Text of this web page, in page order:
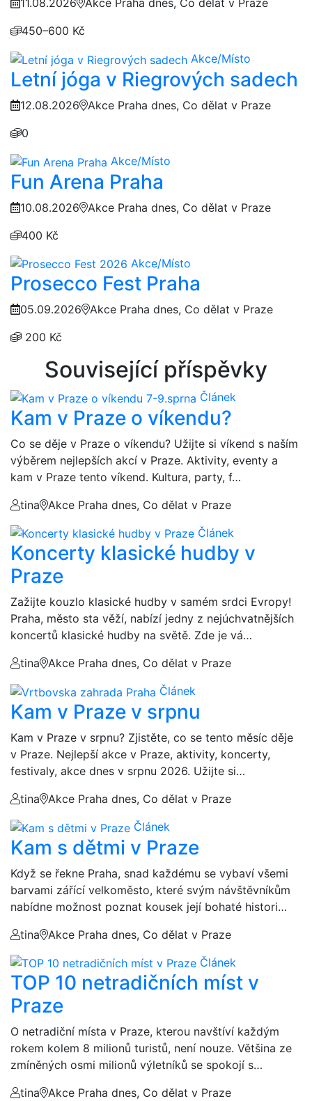
11.08.2026
Akce Praha dnes, Co dělat v Praze
450–600 Kč
Akce/Místo
Letní jóga v Riegrových sadech
12.08.2026
Akce Praha dnes, Co dělat v Praze
0
Akce/Místo
Fun Arena Praha
10.08.2026
Akce Praha dnes, Co dělat v Praze
400 Kč
Akce/Místo
Prosecco Fest Praha
05.09.2026
Akce Praha dnes, Co dělat v Praze
200 Kč
Související příspěvky
Článek
Kam v Praze o víkendu?
Co se děje v Praze o víkendu? Užijte si víkend s naším
výběrem nejlepších akcí v Praze. Aktivity, eventy a
kam v Praze tento víkend. Kultura, party, f…
tina
Akce Praha dnes, Co dělat v Praze
Článek
Koncerty klasické hudby v
Praze
Zažijte kouzlo klasické hudby v samém srdci Evropy!
Praha, město sta věží, nabízí jedny z nejúchvatnějších
koncertů klasické hudby na světě. Zde je vá…
tina
Akce Praha dnes, Co dělat v Praze
Článek
Kam v Praze v srpnu
Kam v Praze v srpnu? Zjistěte, co se tento měsíc děje
v Praze. Nejlepší akce v Praze, aktivity, koncerty,
festivaly, akce dnes v srpnu 2026. Užijte si…
tina
Akce Praha dnes, Co dělat v Praze
Článek
Kam s dětmi v Praze
Když se řekne Praha, snad každému se vybaví všemi
barvami zářící velkoměsto, které svým návštěvníkům
nabídne možnost poznat kousek její bohaté histori…
tina
Akce Praha dnes, Co dělat v Praze
Článek
TOP 10 netradičních míst v
Praze
O netradiční místa v Praze, kterou navštíví každým
rokem kolem 8 milionů turistů, není nouze. Většina ze
zmíněných osmi milionů výletníků se spokojí s…
tina
Akce Praha dnes, Co dělat v Praze